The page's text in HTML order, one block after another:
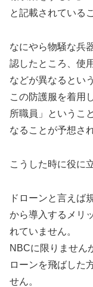
と記載されている
なにやら物騒な兵
認したところ、使
などが異なるとい
この防護服を着用
所職員」というこ
なることが予想さ
こうした時に役に
ドローンと言えば
から導入するメリ
れていません。
NBCに限りません
ローンを飛ばした
せん。